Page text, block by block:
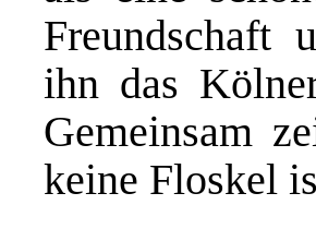
Freundschaft
ihn das
Gemeinsam
keine Floskel